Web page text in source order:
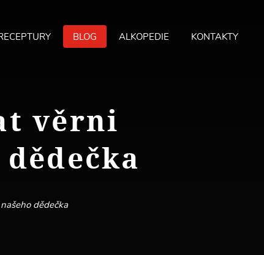
BLOG ALKOPEDIE KONTAKTY
věrni
dědečka